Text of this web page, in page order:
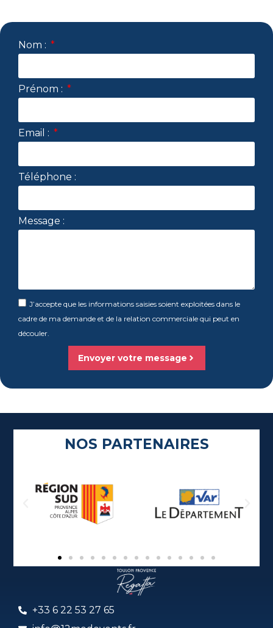
Nom :
Prénom :
Email :
Téléphone :
Message :
J’accepte que les informations saisies soient exploitées dans le
cadre de ma demande et de la relation commerciale qui peut en
découler.
Envoyer votre message
NOS PARTENAIRES
+33 6 22 53 27 65